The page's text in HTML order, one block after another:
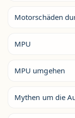
Motorschäden
MPU
MPU umgehen
Mythen um die